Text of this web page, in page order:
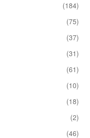
(184)
(75)
(37)
(31)
(61)
(10)
(18)
(2)
(46)